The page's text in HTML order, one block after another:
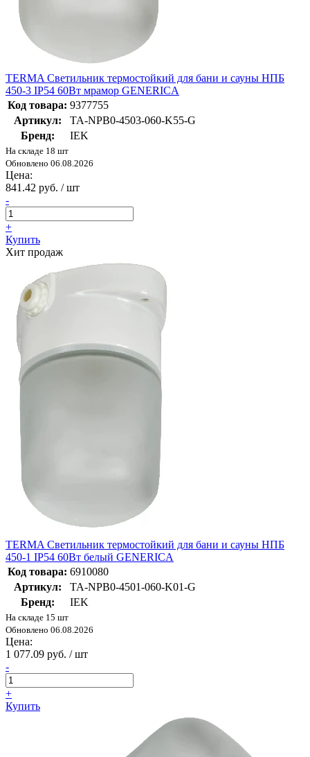
TERMA Светильник термостойкий для бани и сауны НПБ
450-3 IP54 60Вт мрамор GENERICA
Код товара: 9377755
Артикул:
TA-NPB0-4503-060-K55-G
Бренд:
IEK
На складе 18 шт
Обновлено 06.08.2026
Цена:
841.42 руб. / шт
-
+
Купить
Хит продаж
TERMA Светильник термостойкий для бани и сауны НПБ
450-1 IP54 60Вт белый GENERICA
Код товара: 6910080
Артикул:
TA-NPB0-4501-060-K01-G
Бренд:
IEK
На складе 15 шт
Обновлено 06.08.2026
Цена:
1 077.09 руб. / шт
-
+
Купить